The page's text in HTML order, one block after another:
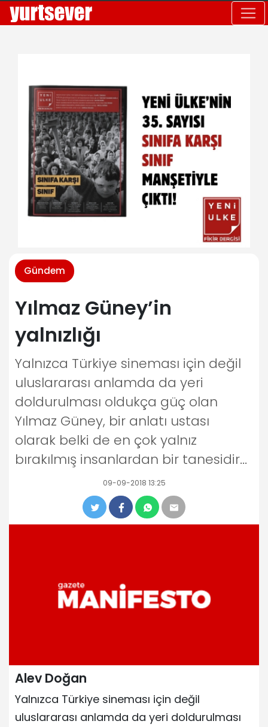
Gündem
Yılmaz Güney’in
yalnızlığı
Yalnızca Türkiye sineması için değil
uluslararası anlamda da yeri
doldurulması oldukça güç olan
Yılmaz Güney, bir anlatı ustası
olarak belki de en çok yalnız
bırakılmış insanlardan bir tanesidir...
09-09-2018 13:25
Alev Doğan
Yalnızca Türkiye sineması için değil
uluslararası anlamda da yeri doldurulması